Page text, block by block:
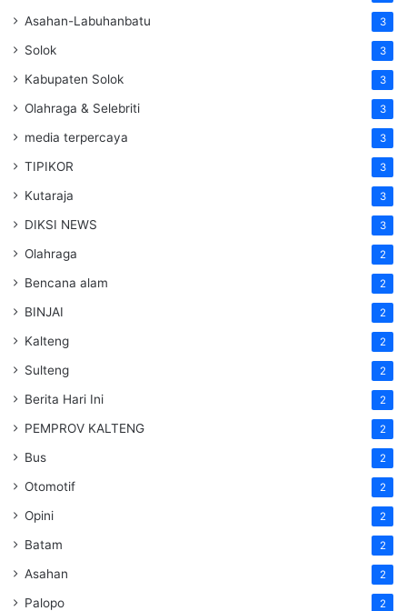
Asahan-Labuhanbatu 3
Solok 3
Kabupaten Solok 3
Olahraga & Selebriti 3
media terpercaya 3
TIPIKOR 3
Kutaraja 3
DIKSI NEWS 3
Olahraga 2
Bencana alam 2
BINJAI 2
Kalteng 2
Sulteng 2
Berita Hari Ini 2
PEMPROV KALTENG 2
Bus 2
Otomotif 2
Opini 2
Batam 2
Asahan 2
Palopo 2